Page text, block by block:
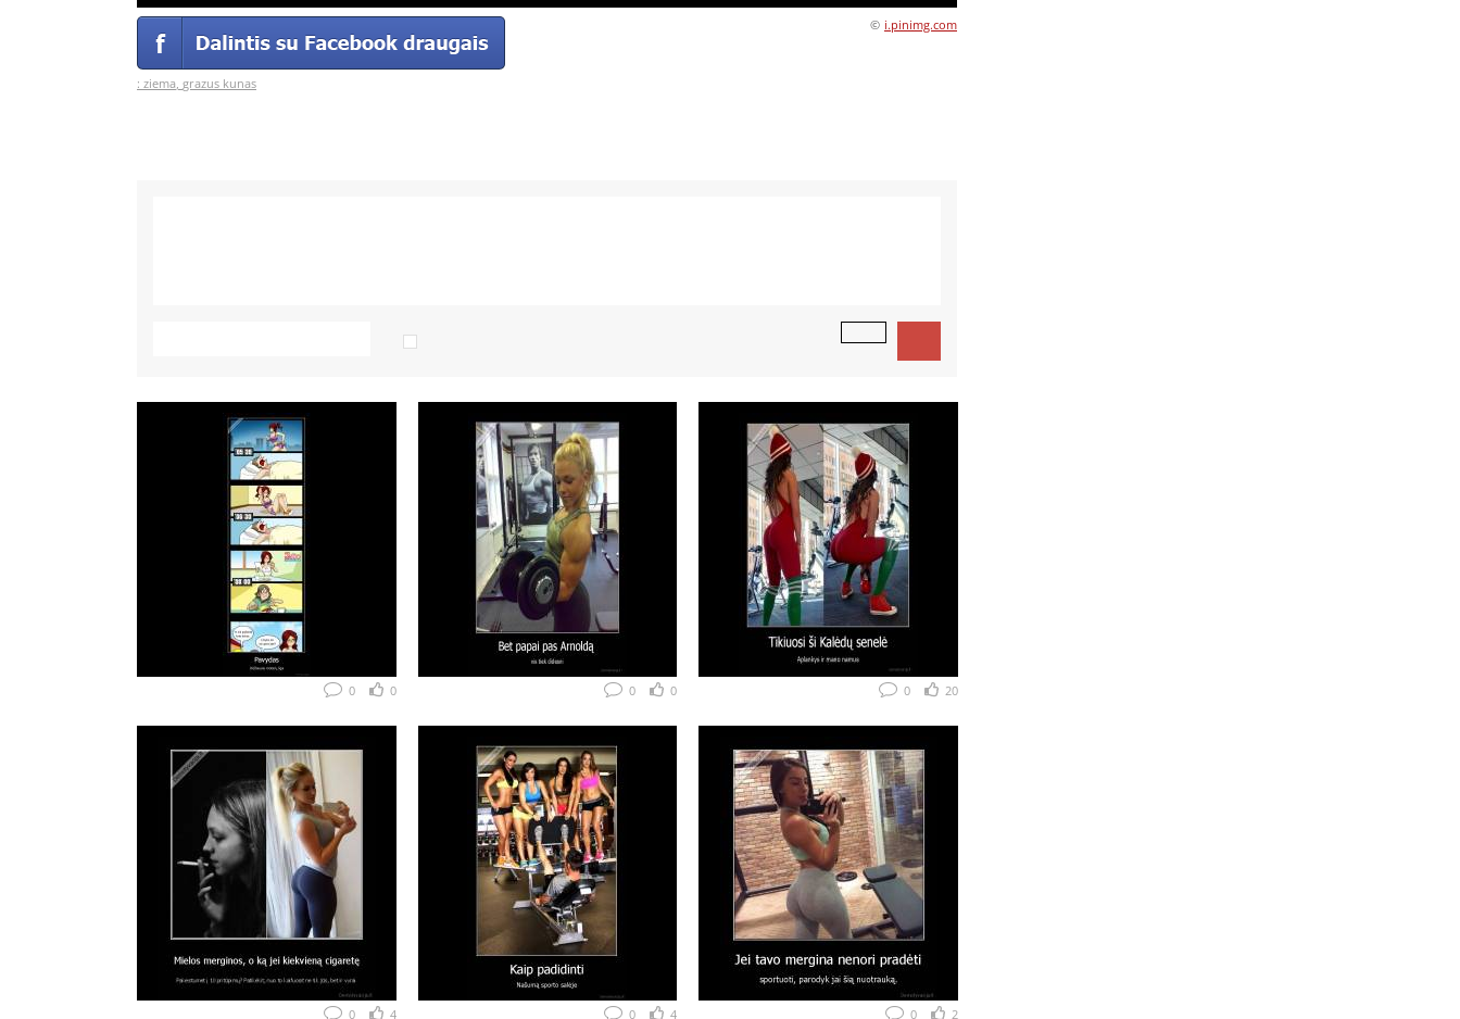
© i.pinimg.com
: ziema, grazus kunas
0 0 0 0 0 20
0 4 0 4 0 2